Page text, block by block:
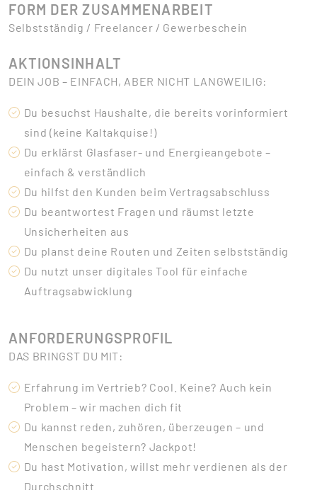
FORM DER ZUSAMMENARBEIT
Selbstständig / Freelancer / Gewerbeschein
AKTIONSINHALT
DEIN JOB – EINFACH, ABER NICHT LANGWEILIG:
Du besuchst Haushalte, die bereits vorinformiert
sind (keine Kaltakquise!)
Du erklärst Glasfaser- und Energieangebote –
einfach & verständlich
Du hilfst den Kunden beim Vertragsabschluss
Du beantwortest Fragen und räumst letzte
Unsicherheiten aus
Du planst deine Routen und Zeiten selbstständig
Du nutzt unser digitales Tool für einfache
Auftragsabwicklung
ANFORDERUNGSPROFIL
DAS BRINGST DU MIT:
Erfahrung im Vertrieb? Cool. Keine? Auch kein
Problem – wir machen dich fit
Du kannst reden, zuhören, überzeugen – und
Menschen begeistern? Jackpot!
Du hast Motivation, willst mehr verdienen als der
Durchschnitt